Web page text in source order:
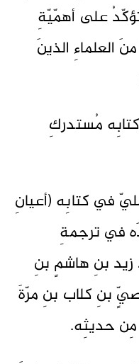
على أهمّيّةِ
العلماءِ الذينَ
مُستدركِ
في كتابِه (أعيانِ
إذ أوردَه في ترجمةِ
زيد بنِ هاشمٍ بنِ
بنِ كلاب بنِ مرّةَ
مِن حديثِه.